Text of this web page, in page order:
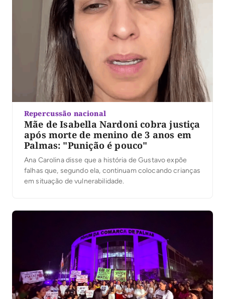
Repercussão nacional
Mãe de Isabella Nardoni cobra justiça
após morte de menino de 3 anos em
Palmas: "Punição é pouco"
Ana Carolina disse que a história de Gustavo expõe
falhas que, segundo ela, continuam colocando crianças
em situação de vulnerabilidade.